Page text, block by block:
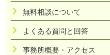
無料相談について
よくある質問と回答
事務所概要・アクセス